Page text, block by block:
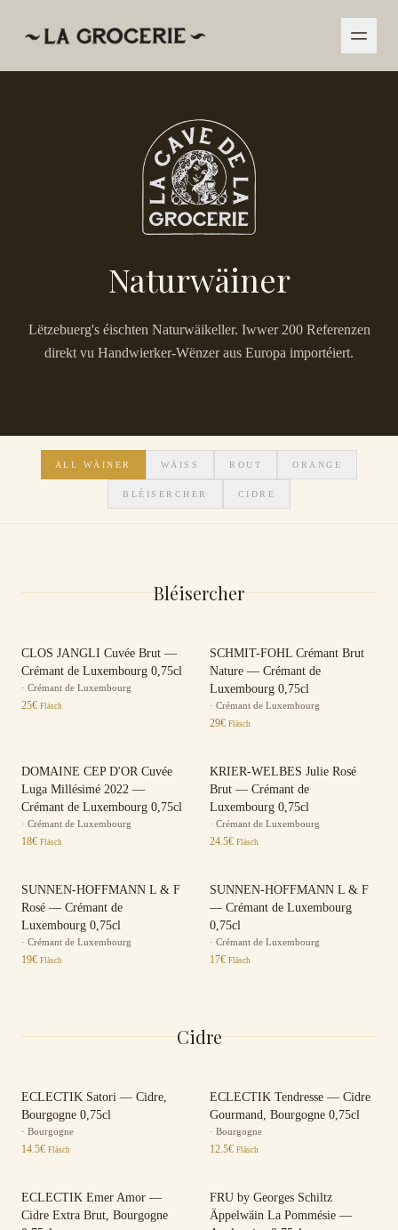
Naturwäiner
Lëtzebuerg's éischten Naturwäikeller. Iwwer 200 Referenzen
direkt vu Handwierker-Wënzer aus Europa importéiert.
ALL WÄINER WÄISS ROUT ORANGE
BLÉISERCHER CIDRE
Bléisercher
CLOS JANGLI Cuvée Brut —
Crémant de Luxembourg 0,75cl
· Crémant de Luxembourg
25€ Fläsch
SCHMIT-FOHL Crémant Brut
Nature — Crémant de
Luxembourg 0,75cl
· Crémant de Luxembourg
29€ Fläsch
DOMAINE CEP D'OR Cuvée
Luga Millésimé 2022 —
Crémant de Luxembourg 0,75cl
· Crémant de Luxembourg
18€ Fläsch
KRIER-WELBES Julie Rosé
Brut — Crémant de
Luxembourg 0,75cl
· Crémant de Luxembourg
24.5€ Fläsch
SUNNEN-HOFFMANN L & F
Rosé — Crémant de
Luxembourg 0,75cl
· Crémant de Luxembourg
19€ Fläsch
SUNNEN-HOFFMANN L & F
— Crémant de Luxembourg
0,75cl
· Crémant de Luxembourg
17€ Fläsch
Cidre
ECLECTIK Satori — Cidre,
Bourgogne 0,75cl
· Bourgogne
14.5€ Fläsch
ECLECTIK Tendresse — Cidre
Gourmand, Bourgogne 0,75cl
· Bourgogne
12.5€ Fläsch
ECLECTIK Emer Amor —
Cidre Extra Brut, Bourgogne
FRU by Georges Schiltz
Äppelwäin La Pommésie —